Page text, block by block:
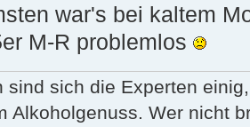
war's bei kaltem
M-R problemlos
sind sich die Experten
Alkoholgenuss. Wer nicht